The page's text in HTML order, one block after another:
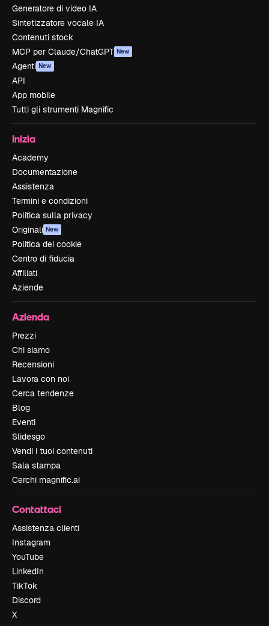
Generatore di video IA
Sintetizzatore vocale IA
Contenuti stock
MCP per Claude/ChatGPT New
Agenti New
API
App mobile
Tutti gli strumenti Magnific
Inizia
Academy
Documentazione
Assistenza
Termini e condizioni
Politica sulla privacy
Originali New
Politica dei cookie
Centro di fiducia
Affiliati
Aziende
Azienda
Prezzi
Chi siamo
Recensioni
Lavora con noi
Cerca tendenze
Blog
Eventi
Slidesgo
Vendi i tuoi contenuti
Sala stampa
Cerchi magnific.ai
Contattaci
Assistenza clienti
Instagram
YouTube
LinkedIn
TikTok
Discord
X